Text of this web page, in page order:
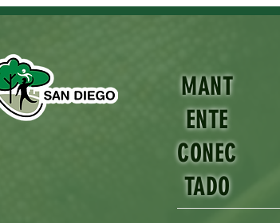
MANT
ENTE
CONEC
TADO